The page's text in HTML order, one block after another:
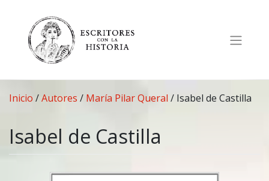
contenido
Inicio /Autores / María Pilar Queral / Isabel de Castilla
Isabel de Castilla